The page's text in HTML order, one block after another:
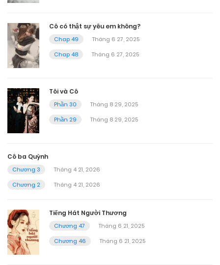
Cô có thật sự yêu em không?
Chap 49
Tháng 6 27, 2025
Chap 48
Tháng 6 27, 2025
Tôi và Cô
Phần 30
Tháng 8 29, 2025
Phần 29
Tháng 8 29, 2025
Cô ba Quỳnh
Chương 3
Tháng 4 21, 2026
Chương 2
Tháng 4 21, 2026
Tiếng Hát Người Thương
Chương 47
Tháng 6 21, 2025
Chương 46
Tháng 6 21, 2025